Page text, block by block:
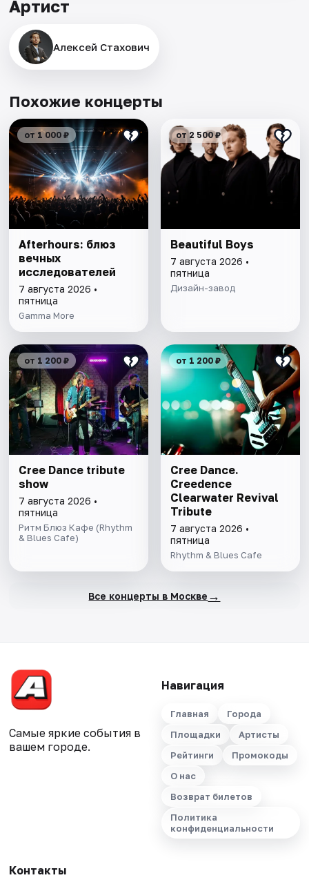
Артист
Алексей Стахович
Похожие концерты
от 1 000 ₽
Afterhours: блюз
вечных
исследователей
7 августа 2026 •
пятница
Gamma More
от 2 500 ₽
Beautiful Boys
7 августа 2026 •
пятница
Дизайн-завод
от 1 200 ₽
Cree Dance tribute
show
7 августа 2026 •
пятница
Ритм Блюз Кафе (Rhythm
& Blues Cafe)
от 1 200 ₽
Cree Dance.
Creedence
Clearwater Revival
Tribute
7 августа 2026 •
пятница
Rhythm & Blues Cafe
Все концерты в Москве →
Самые яркие события в
вашем городе.
Навигация
Главная
Города
Площадки
Артисты
Рейтинги
Промокоды
О нас
Возврат билетов
Политика
конфиденциальности
Контакты